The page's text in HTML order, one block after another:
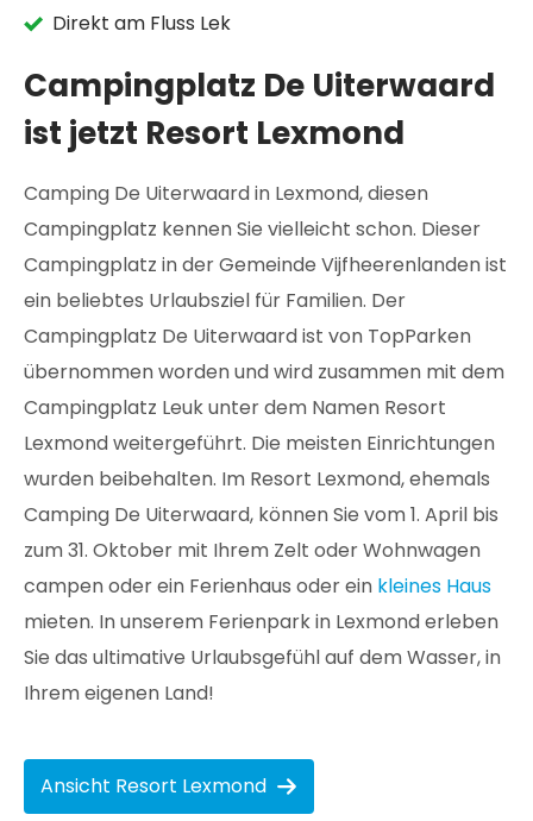
Direkt am Fluss Lek
Campingplatz De Uiterwaard
ist jetzt Resort Lexmond
Camping De Uiterwaard in Lexmond, diesen
Campingplatz kennen Sie vielleicht schon. Dieser
Campingplatz in der Gemeinde Vijfheerenlanden ist
ein beliebtes Urlaubsziel für Familien. Der
Campingplatz De Uiterwaard ist von TopParken
übernommen worden und wird zusammen mit dem
Campingplatz Leuk unter dem Namen Resort
Lexmond weitergeführt. Die meisten Einrichtungen
wurden beibehalten. Im Resort Lexmond, ehemals
Camping De Uiterwaard, können Sie vom 1. April bis
zum 31. Oktober mit Ihrem Zelt oder Wohnwagen
campen oder ein Ferienhaus oder ein kleines Haus
mieten. In unserem Ferienpark in Lexmond erleben
Sie das ultimative Urlaubsgefühl auf dem Wasser, in
Ihrem eigenen Land!
Ansicht Resort Lexmond